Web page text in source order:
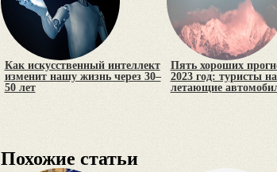
Как искусственный интеллект
изменит нашу жизнь через 30–
50 лет
Пять хороших
2023 год: туристы
летающие
Похожие статьи